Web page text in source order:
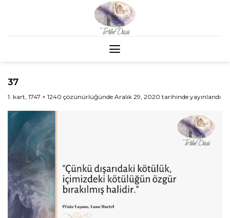
37
1. kart, 1747 × 1240 çözünürlüğünde Aralık 29, 2020 tarihinde yayınlandı